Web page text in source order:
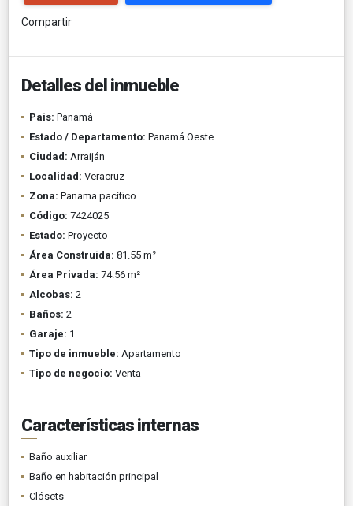
Compartir
Detalles del inmueble
País: Panamá
Estado / Departamento: Panamá Oeste
Ciudad: Arraiján
Localidad: Veracruz
Zona: Panama pacifico
Código: 7424025
Estado: Proyecto
Área Construida: 81.55 m²
Área Privada: 74.56 m²
Alcobas: 2
Baños: 2
Garaje: 1
Tipo de inmueble: Apartamento
Tipo de negocio: Venta
Características internas
Baño auxiliar
Baño en habitación principal
Clósets